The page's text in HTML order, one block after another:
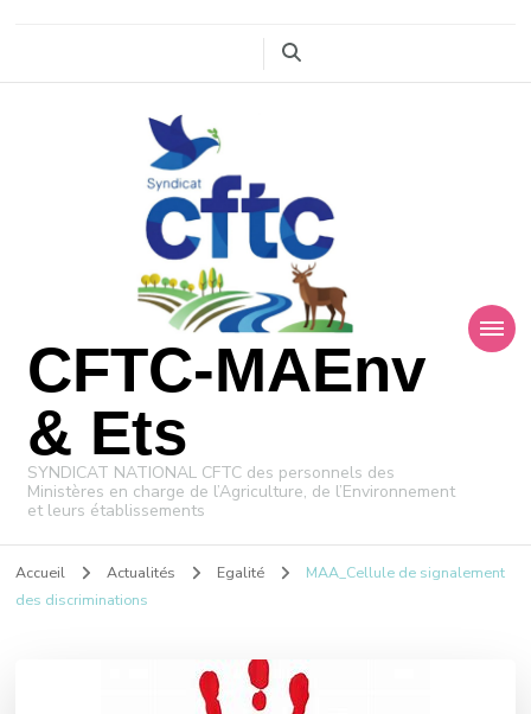
CFTC-MAEnv
& Ets
SYNDICAT NATIONAL CFTC des personnels des
Ministères en charge de l’Agriculture, de l’Environnement
et leurs établissements
Accueil Actualités Egalité
MAA_Cellule de signalement
des discriminations